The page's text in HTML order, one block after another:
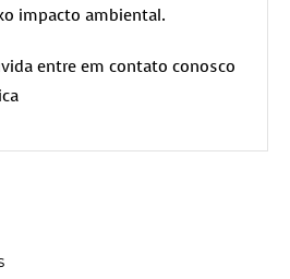
impacto ambiental.
entre em contato conosco